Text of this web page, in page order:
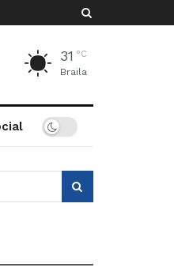
31 °C
Braila